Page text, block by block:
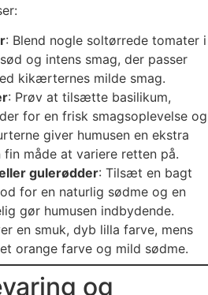
: Blend nogle soltørrede tomater i
og intens smag, der passer
kikærternes milde smag.
: Prøv at tilsætte basilikum,
for en frisk smagsoplevelse og
giver humusen en ekstra
måde at variere retten på.
gulerødder: Tilsæt en bagt
for en naturlig sødme og en
gør humusen indbydende.
en smuk, dyb lilla farve, mens
orange farve og mild sødme.
og